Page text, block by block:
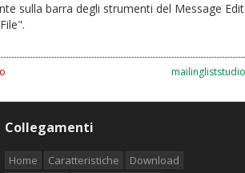
sulla barra degli strumenti del Message
Collegamenti
Home Caratteristiche
Download